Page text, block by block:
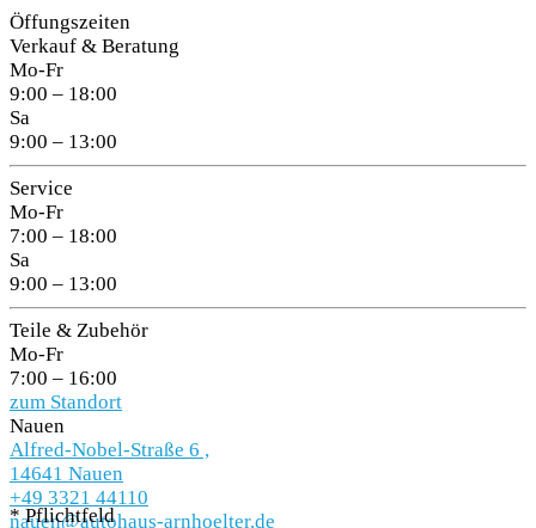
* Pflichtfeld
Öffungszeiten
Verkauf & Beratung
Mo-Fr
9:00 – 18:00
Sa
9:00 – 13:00
Service
Mo-Fr
7:00 – 18:00
Sa
9:00 – 13:00
Teile & Zubehör
Mo-Fr
7:00 – 16:00
zum Standort
Nauen
Alfred-Nobel-Straße 6 ,
14641 Nauen
+49 3321 44110
nauen@autohaus-arnhoelter.de